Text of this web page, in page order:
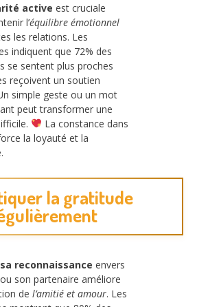
active est cruciale
l’équilibre émotionnel
les relations. Les
indiquent que 72% des
se sentent plus proches
reçoivent un soutien
simple geste ou un mot
peut transformer une
La constance dans
la loyauté et la
la gratitude
sa reconnaissance envers
son partenaire améliore
de l’amitié et amour. Les